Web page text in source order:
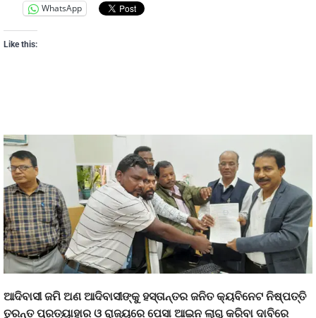
WhatsApp
Like this:
ଆଦିବାସୀ ଜମି ଅଣ ଆଦିବାସୀଙ୍କୁ ହସ୍ତାନ୍ତର ଜନିତ କ୍ୟବିନେଟ ନିଷ୍ପତ୍ତି
ତୁରନ୍ତ ପ୍ରତ୍ୟାହାର ଓ ରାଜ୍ୟରେ ପେସା ଆଇନ ଲାଗୁ କରିବା ଦାବିରେ